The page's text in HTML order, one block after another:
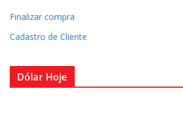
Finalizar compra
Cadastro de Cliente
Dólar Hoje